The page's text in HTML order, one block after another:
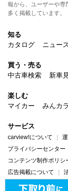
報から、ユーザーや専
多く掲載しています。
知る
カタログ
ニュース
買う・売る
中古車検索
新車
楽しむ
マイカー
みんカラ
サービス
carview!について
プライバシーセンター
コンテンツ制作ポリシ
広告掲載について
ヘルプ・お問い合わせ